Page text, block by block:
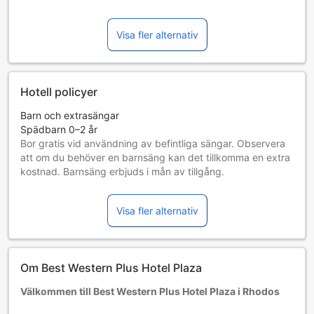
Visa fler alternativ
Hotell policyer
Barn och extrasängar
Spädbarn 0–2 år
Bor gratis vid användning av befintliga sängar. Observera
att om du behöver en barnsäng kan det tillkomma en extra
kostnad. Barnsäng erbjuds i mån av tillgång.
Bor gratis om befintliga sängar används.
Gäster 7 år och äldre betraktas som vuxna
Tillgång av extrasängar beror på vilket rum du väljer. Var
god kontrollera rummets beläggning för mer information.
och tillägg gäller.
Visa fler alternativ
Om Best Western Plus Hotel Plaza
Välkommen till Best Western Plus Hotel Plaza i Rhodos